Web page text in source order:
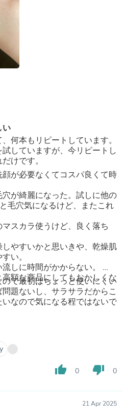
い
何本もリピートしています。
していますが、今リピートし
けです。
が必要なくてコスパ良くて時
が綺麗になった。試しに他の
毛穴気になるけど、またこれ
スカラ使うけど、良く落ち
やすいかと思いきや、乾燥肌
い。
しに時間がかからない。
額な商品にしてもおかしくな
で最初はちょっと使いにくい
題ないし、サラサラだからこ
なので気になる程ではないで
thumb_up 0 thumb_down 0
21 Apr 2025